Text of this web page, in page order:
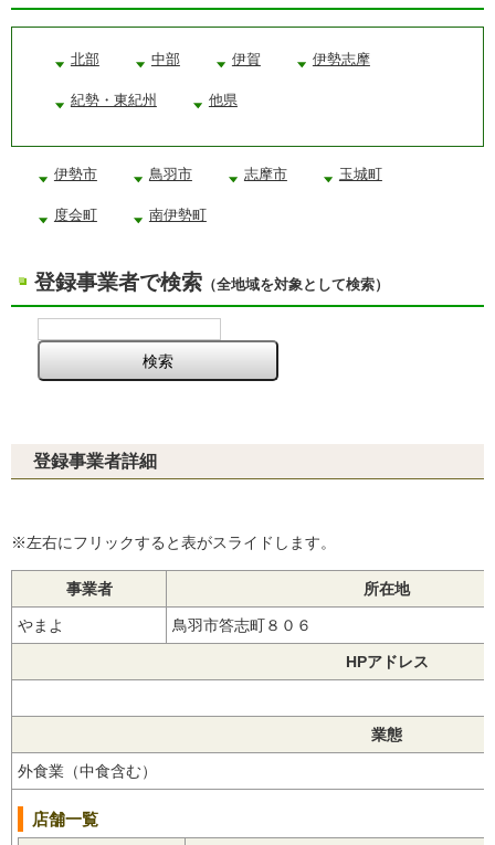
北部 中部 伊賀 伊勢志摩
紀勢・東紀州 他県
伊勢市 鳥羽市 志摩市 玉城町
度会町 南伊勢町
登録事業者で検索 （全地域を対象として検索）
登録事業者詳細
※左右にフリックすると表がスライドします。
事業者 所在地
やまよ 鳥羽市答志町８０６
HPアドレス
業態
外食業（中食含む）
店舗一覧